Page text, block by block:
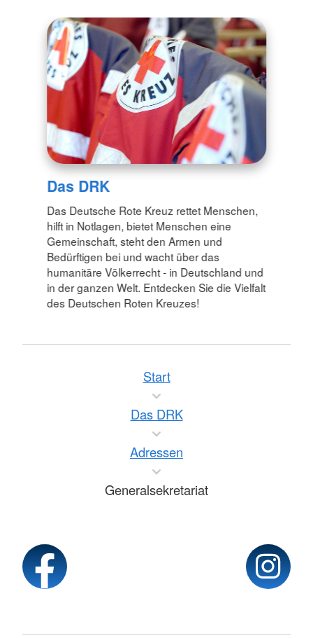
Das DRK
Das Deutsche Rote Kreuz rettet Menschen,
hilft in Notlagen, bietet Menschen eine
Gemeinschaft, steht den Armen und
Bedürftigen bei und wacht über das
humanitäre Völkerrecht - in Deutschland und
in der ganzen Welt. Entdecken Sie die Vielfalt
des Deutschen Roten Kreuzes!
Start
Das DRK
Adressen
Generalsekretariat